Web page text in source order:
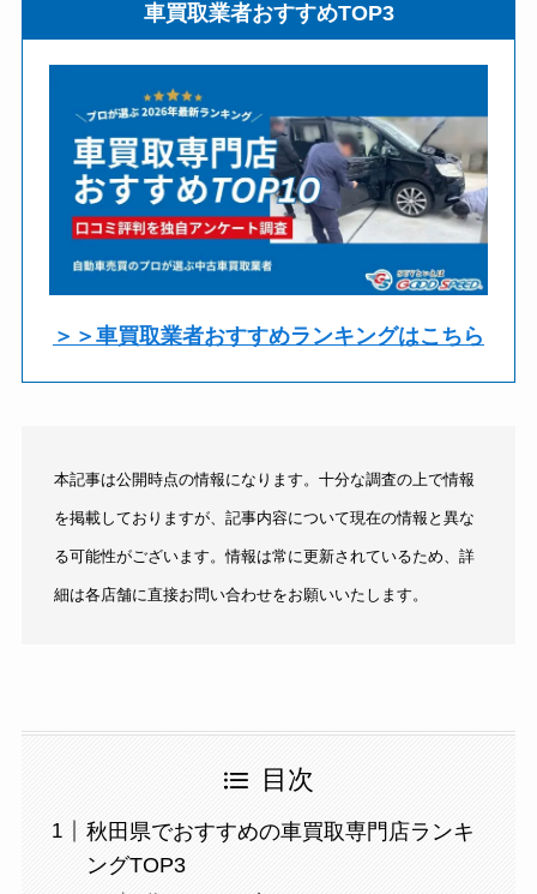
車買取業者おすすめTOP3
＞＞車買取業者おすすめランキングはこちら
本記事は公開時点の情報になります。十分な調査の上で情報
を掲載しておりますが、記事内容について現在の情報と異な
る可能性がございます。情報は常に更新されているため、詳
細は各店舗に直接お問い合わせをお願いいたします。
目次
秋田県でおすすめの車買取専門店ランキ
ングTOP3